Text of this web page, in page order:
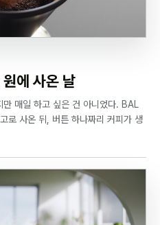
에 사온 날
매일 하고 싶은 건 아니었다. BAL
사온 뒤, 버튼 하나짜리 커피가 생